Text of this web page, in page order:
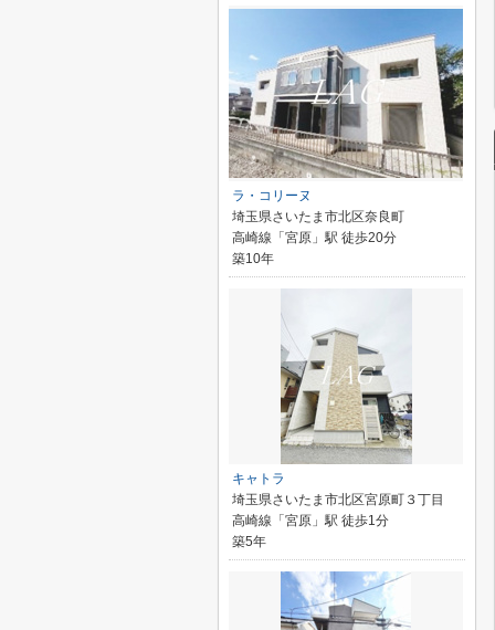
ラ・コリーヌ
埼玉県さいたま市北区奈良町
高崎線「宮原」駅 徒歩20分
築10年
キャトラ
埼玉県さいたま市北区宮原町３丁目
高崎線「宮原」駅 徒歩1分
築5年